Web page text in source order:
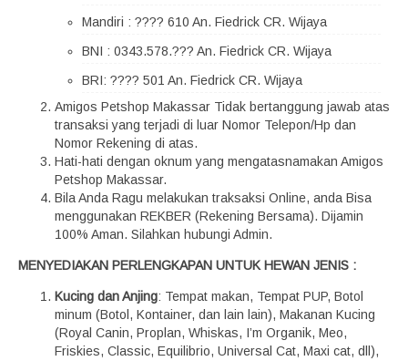
Mandiri : ???? 610 An. Fiedrick CR. Wijaya
BNI : 0343.578.??? An. Fiedrick CR. Wijaya
BRI: ???? 501 An. Fiedrick CR. Wijaya
Amigos Petshop Makassar Tidak bertanggung jawab atas
transaksi yang terjadi di luar Nomor Telepon/Hp dan
Nomor Rekening di atas.
Hati-hati dengan oknum yang mengatasnamakan Amigos
Petshop Makassar.
Bila Anda Ragu melakukan traksaksi Online, anda Bisa
menggunakan REKBER (Rekening Bersama). Dijamin
100% Aman. Silahkan hubungi Admin.
MENYEDIAKAN PERLENGKAPAN UNTUK HEWAN JENIS :
Kucing dan Anjing: Tempat makan, Tempat PUP, Botol
minum (Botol, Kontainer, dan lain lain), Makanan Kucing
(Royal Canin, Proplan, Whiskas, I’m Organik, Meo,
Friskies, Classic, Equilibrio, Universal Cat, Maxi cat, dll),